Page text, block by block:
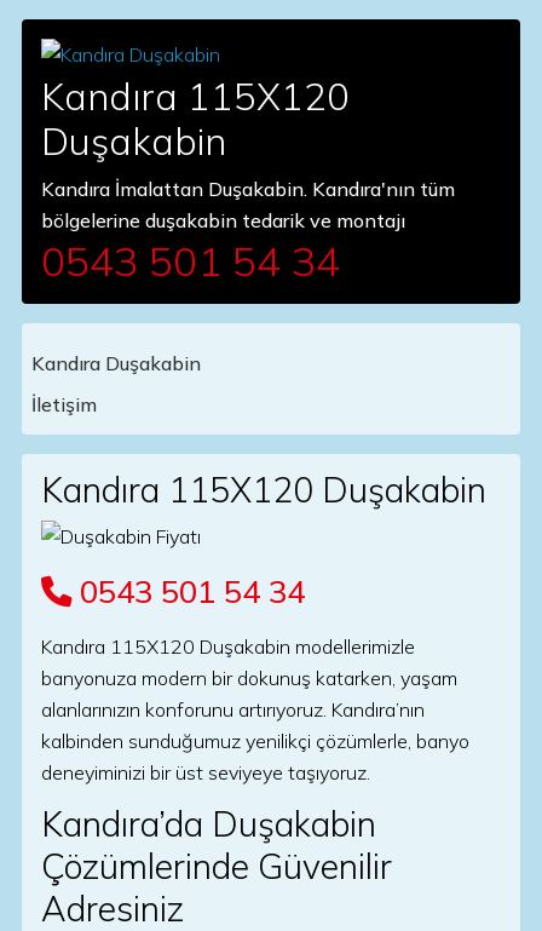
Kandıra 115X120
Duşakabin
Kandıra İmalattan Duşakabin. Kandıra'nın tüm
bölgelerine duşakabin tedarik ve montajı
0543 501 54 34
Main Navigation
Kandıra Duşakabin
İletişim
Kandıra 115X120 Duşakabin
0543 501 54 34
Kandıra 115X120 Duşakabin modellerimizle
banyonuza modern bir dokunuş katarken, yaşam
alanlarınızın konforunu artırıyoruz. Kandıra’nın
kalbinden sunduğumuz yenilikçi çözümlerle, banyo
deneyiminizi bir üst seviyeye taşıyoruz.
Kandıra’da Duşakabin
Çözümlerinde Güvenilir
Adresiniz